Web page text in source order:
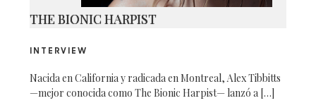
THE BIONIC HARPIST
INTERVIEW
Nacida en California y radicada en Montreal, Alex Tibbitts
—mejor conocida como The Bionic Harpist— lanzó a […]